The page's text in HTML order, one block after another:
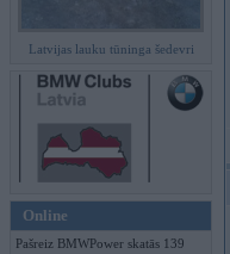
Latvijas lauku tūninga šedevri
Online
Pašreiz BMWPower skatās 139